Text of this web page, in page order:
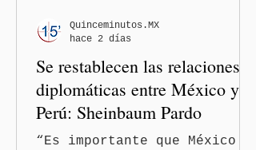
señalados como
discriminatorios hacia
hombres y personas adultas
mayores.
Se restablecen las relaciones
diplomáticas entre México y
Perú: Sheinbaum Pardo
“Es importante que México
Quinceminutos.MX
hace 2 días